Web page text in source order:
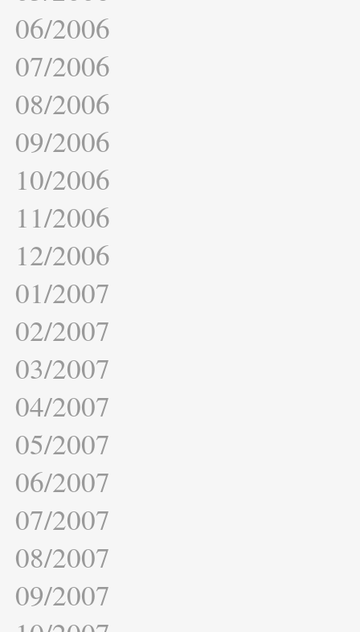
06/2006
07/2006
08/2006
09/2006
10/2006
11/2006
12/2006
01/2007
02/2007
03/2007
04/2007
05/2007
06/2007
07/2007
08/2007
09/2007